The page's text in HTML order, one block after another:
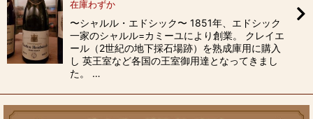
在庫わずか
〜シャルル・エドシック〜 1851年、エドシック
一家のシャルル=カミーユにより創業。 クレイエ
ール（2世紀の地下採石場跡）を熟成庫用に購入
し 英王室など各国の王室御用達となってきまし
た。 …